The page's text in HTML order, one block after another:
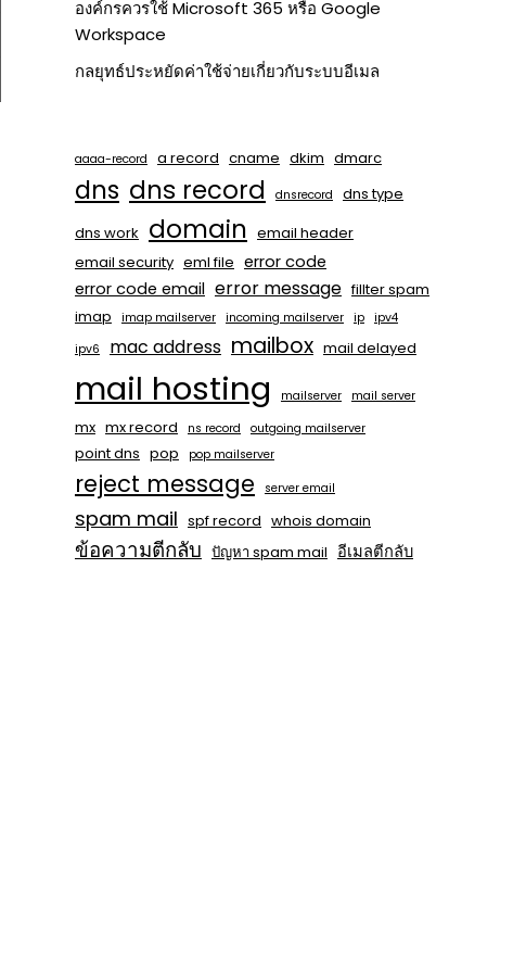
องค์กรควรใช้ Microsoft 365 หรือ Google
Workspace
กลยุทธ์ประหยัดค่าใช้จ่ายเกี่ยวกับระบบอีเมล
aaaa-record a record cname dkim dmarc
dns dns record dnsrecord
dns type
dns work domain email header
email security eml file error code
error code email error message fillter spam
imap
imap mailserver incoming mailserver ip
ipv4
ipv6
mac address mailbox mail delayed
mail hosting mailserver mail server
mx mx record ns record outgoing mailserver
point dns pop pop mailserver
reject message server email
spam mail spf record whois domain
ข้อความตีกลับ ปัญหา spam mail อีเมลตีกลับ